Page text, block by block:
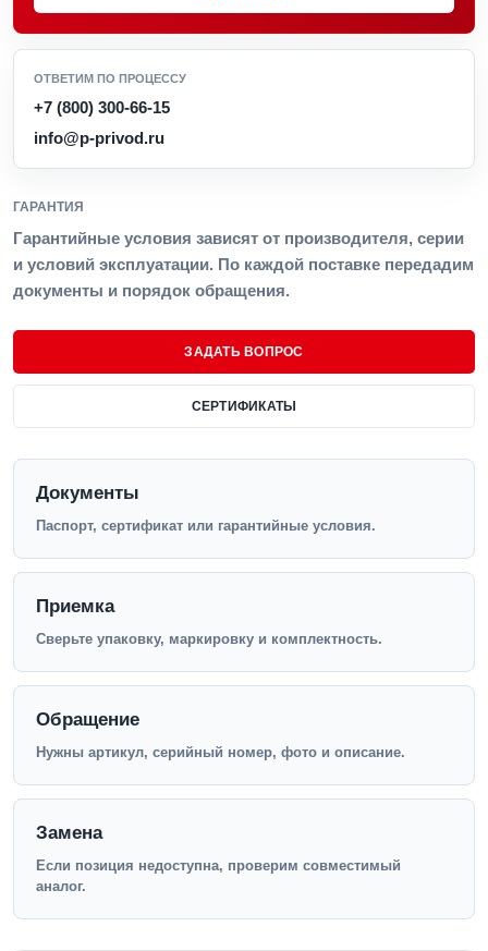
ОТВЕТИМ ПО ПРОЦЕССУ
+7 (800) 300-66-15
info@p-privod.ru
ГАРАНТИЯ
Гарантийные условия зависят от производителя, серии
и условий эксплуатации. По каждой поставке передадим
документы и порядок обращения.
ЗАДАТЬ ВОПРОС
СЕРТИФИКАТЫ
Документы
Паспорт, сертификат или гарантийные условия.
Приемка
Сверьте упаковку, маркировку и комплектность.
Обращение
Нужны артикул, серийный номер, фото и описание.
Замена
Если позиция недоступна, проверим совместимый
аналог.